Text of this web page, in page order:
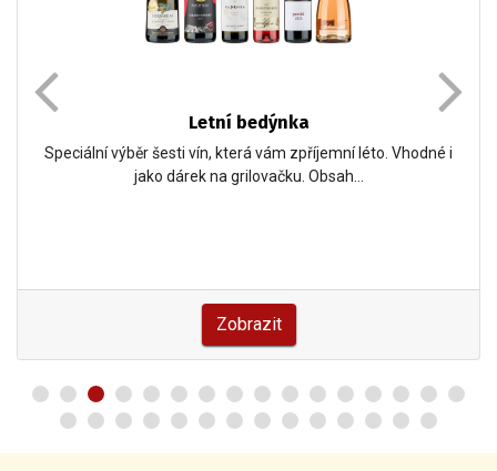
Letní bedýnka
Speciální výběr šesti vín, která vám zpříjemní léto. Vhodné i
jako dárek na grilovačku. Obsah…
Zobrazit